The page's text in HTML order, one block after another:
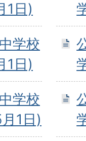
1日)
学校
1日)
学校
1日)